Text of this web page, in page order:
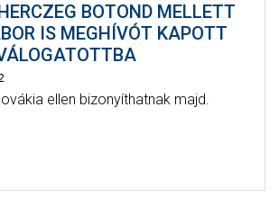
BOTOND MELLETT
IS MEGHÍVÓT KAPOTT
ellen bizonyíthatnak majd.